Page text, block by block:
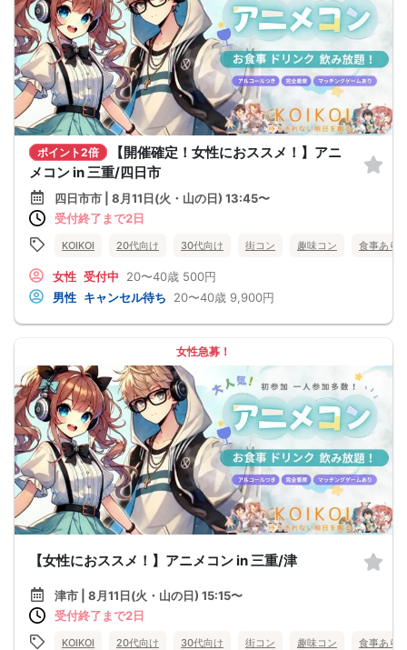
ポイント2倍
【開催確定！女性におススメ！】アニ
メコン in 三重/四日市
四日市市 | 8月11日(火・山の日) 13:45〜
受付終了まで2日
KOIKOI 20代向け 30代向け 街コン 趣味コン 食事あり
女性 受付中 20〜40歳 500円
男性 キャンセル待ち 20〜40歳 9,900円
女性急募！
【女性におススメ！】アニメコン in 三重/津
津市 | 8月11日(火・山の日) 15:15〜
受付終了まで2日
KOIKOI 20代向け 30代向け 街コン 趣味コン 食事あり